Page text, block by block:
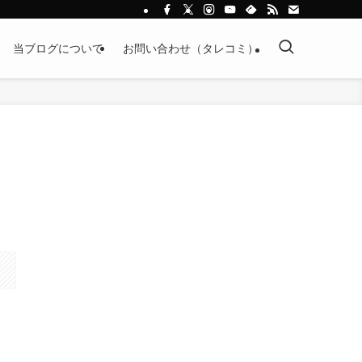
当ブログについて お問い合わせ（タレコミ）